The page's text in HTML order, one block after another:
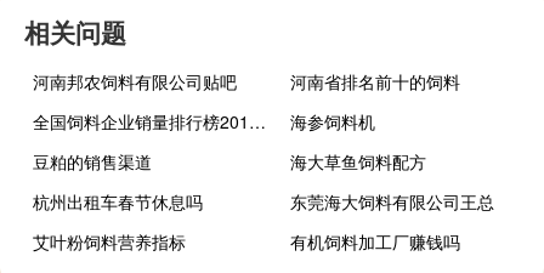
相关问题
河南邦农饲料有限公司贴吧
河南省排名前十的饲料
全国饲料企业销量排行榜2019年
海参饲料机
豆粕的销售渠道
海大草鱼饲料配方
杭州出租车春节休息吗
东莞海大饲料有限公司王总
艾叶粉饲料营养指标
有机饲料加工厂赚钱吗